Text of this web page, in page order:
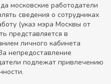
московские работодатели
сведения о сотрудниках
(указ мэра Москвы от
представляется в
личного кабинета
непредоставление
подлежат привлечению